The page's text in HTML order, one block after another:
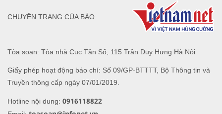
Tòa soạn: Tòa nhà Cục Tần Số, 115 Trần Duy Hưng Hà Nội
Giấy phép hoạt động báo chí: Số 09/GP-BTTTT, Bộ Thông tin và
Truyền thông cấp ngày 07/01/2019.
Hotline nội dung: 0916118822
CHUYÊN TRANG CỦA BÁO